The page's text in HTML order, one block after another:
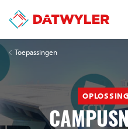
Toepassingen